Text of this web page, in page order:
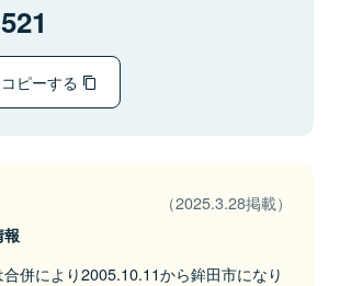
ピーする
（2025.3.28掲載）
併により2005.10.11から鉾田市になり